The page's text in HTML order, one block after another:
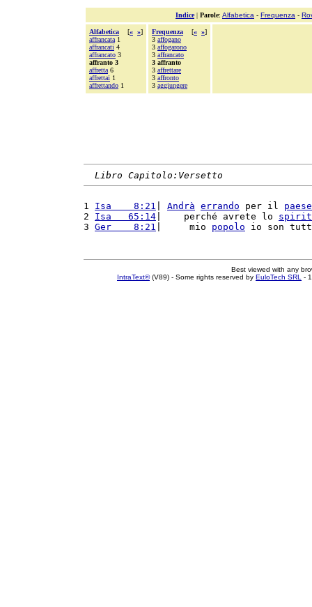
Indice| Parole: Alfabetica - Frequenza -
Alfabetica [« »]
affrancata 1
affrancati 4
affrancato 3
affranto 3
affretta 6
affrettai 1
affrettando 1
Frequenza [« »]
3 affogano
3 affogarono
3 affrancato
3 affranto
3 affrettare
3 affronto
3 aggiungere
Libro Capitolo:Versetto
1 Isa    8:21 Andrà errando per il paese
2 Isa   65:14 |    perché avrete lo
3 Ger    8:21 |     mio popolo io son
Best viewed with any
IntraText®(V89) - Some rights reserved by EuloTech SRL -